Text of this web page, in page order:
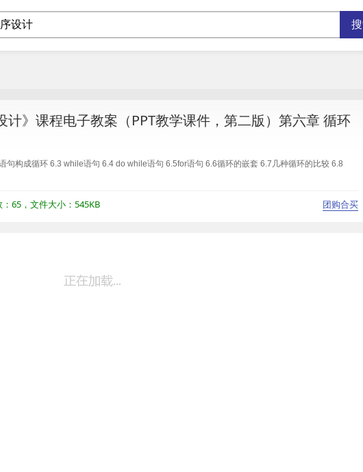
计》课程电子教案（PPT教学课件，第二版）第六章 循环
句构成循环 6.3 while语句 6.4 do while语句 6.5for语句 6.6循环的嵌套 6.7几种循环的比较 6.8
团购合买
65，文件大小：545KB